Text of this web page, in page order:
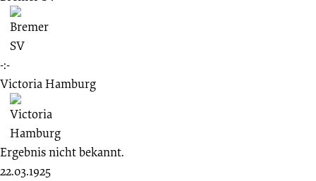
-:-
Victoria Hamburg
Ergebnis nicht bekannt.
22.03.1925